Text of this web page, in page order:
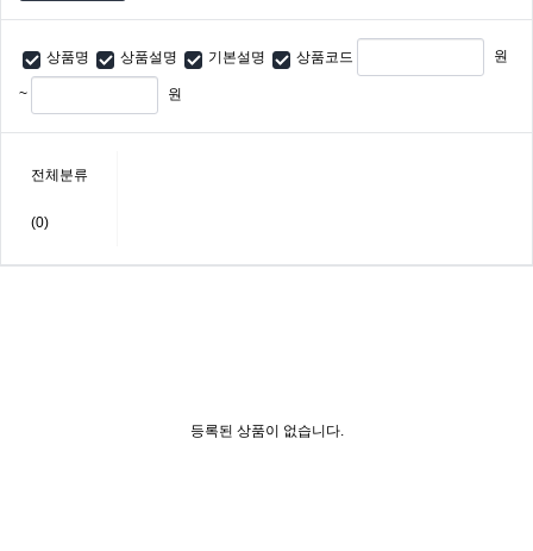
상품명 상품설명 기본설명 상품코드 원
~ 원
전체분류
(0)
등록된 상품이 없습니다.